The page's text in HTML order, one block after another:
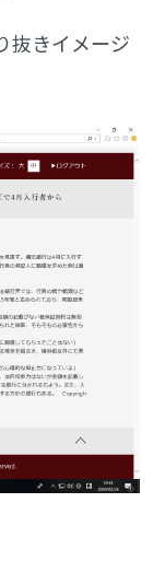
抜きイメージ